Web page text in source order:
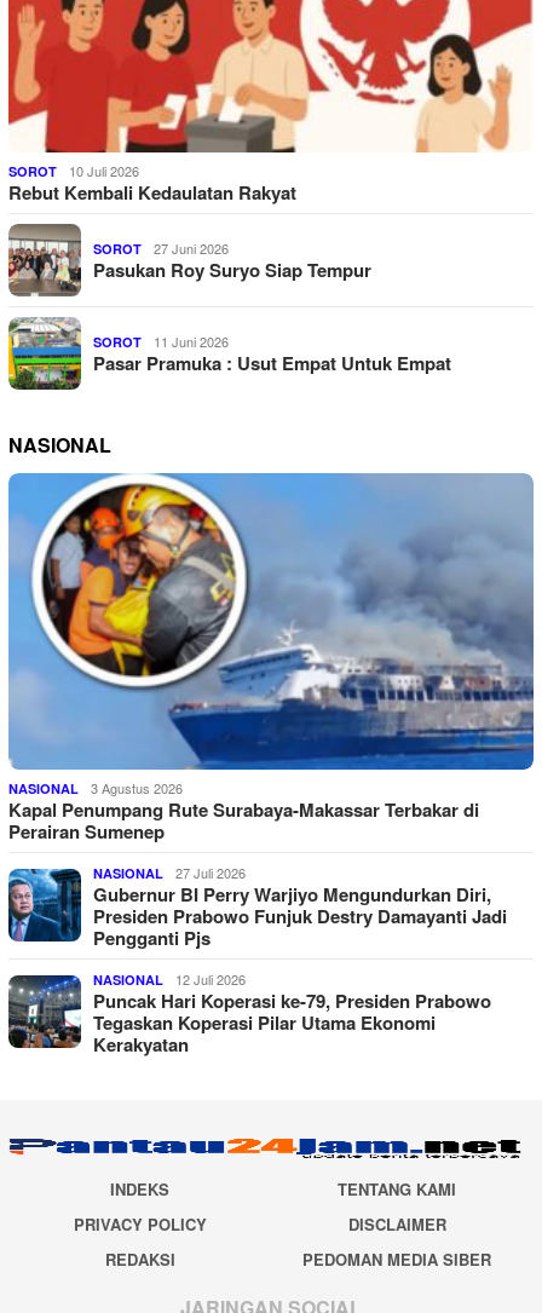
SOROT 10 Juli 2026
Rebut Kembali Kedaulatan Rakyat
SOROT 27 Juni 2026
Pasukan Roy Suryo Siap Tempur
SOROT 11 Juni 2026
Pasar Pramuka : Usut Empat Untuk Empat
NASIONAL
NASIONAL 3 Agustus 2026
Kapal Penumpang Rute Surabaya-Makassar Terbakar di
Perairan Sumenep
NASIONAL 27 Juli 2026
Gubernur BI Perry Warjiyo Mengundurkan Diri,
Presiden Prabowo Funjuk Destry Damayanti Jadi
Pengganti Pjs
NASIONAL 12 Juli 2026
Puncak Hari Koperasi ke-79, Presiden Prabowo
Tegaskan Koperasi Pilar Utama Ekonomi
Kerakyatan
INDEKS
TENTANG KAMI
PRIVACY POLICY
DISCLAIMER
REDAKSI
PEDOMAN MEDIA SIBER
JARINGAN SOCIAL